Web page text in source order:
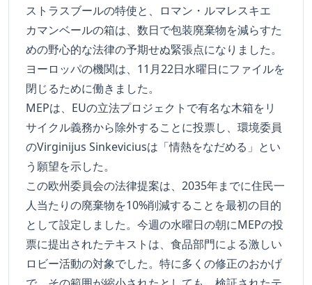
ストラスブールの特使と、ロマン・ルマレスキエ
カマンベールの箱は、数日で包装廃棄物を減らすた
めの野心的な法律の予期せぬ緊張点になりました。
ヨーロッパの機関は、11月22日水曜日にファイルを
閉じるために働きました。
MEPは、EUの立法プロジェクトで有名な木箱をリ
サイクル義務から除外することに投票し、環境委員
のVirginijus Sinkeviciusは「情熱をなだめる」とい
う願望を示した。
この欧州委員会の法律提案は、2035年までに住民一
人当たりの廃棄物を10%削減することを最初の目的
として設定しました。今週の水曜日の朝にMEPの投
票に提出されたテキストは、食品部門による激しい
ロビー活動の対象でした。特に多くの修正のおかげ